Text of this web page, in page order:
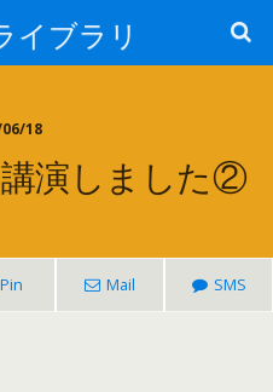
イブラリ
18
演しました②
Pin Mail SMS